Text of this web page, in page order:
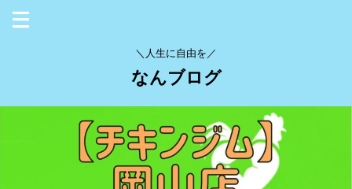
＼人生に自由を／
なんブログ